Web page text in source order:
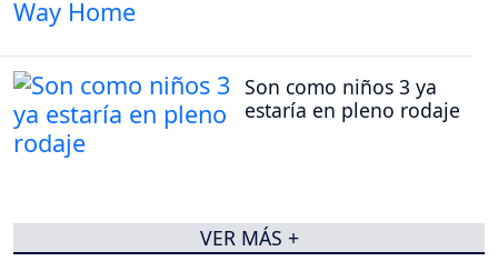
Son como niños 3 ya
estaría en pleno rodaje
VER MÁS +